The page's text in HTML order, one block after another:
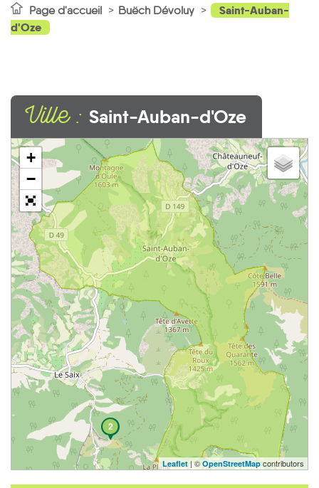
Page d'accueil Buëch Dévoluy
Saint-Auban-
d'Oze
Ville : Saint-Auban-d'Oze
2
+
−
Leaflet| ©OpenStreetMapcontributors